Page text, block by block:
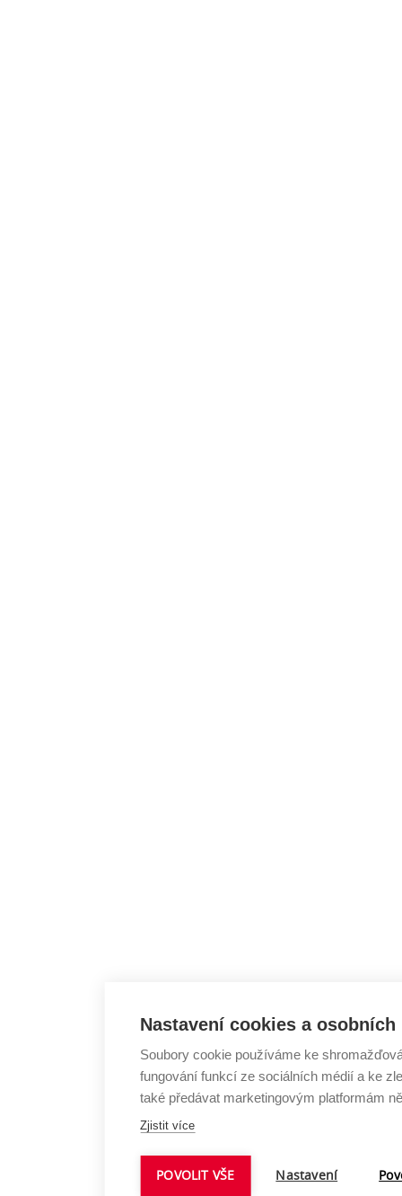
Nastavení cookies a osobních
Soubory cookie používáme ke
fungování funkcí ze sociálních médií a ke
také předávat marketingovým platformám
Zjistit více
POVOLIT VŠE Nastavení